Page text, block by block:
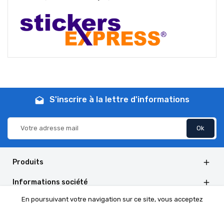
drafts S'inscrire à la lettre d'informations
Produits 
Informations société 
Informations de la boutique
En poursuivant votre navigation sur ce site, vous acceptez